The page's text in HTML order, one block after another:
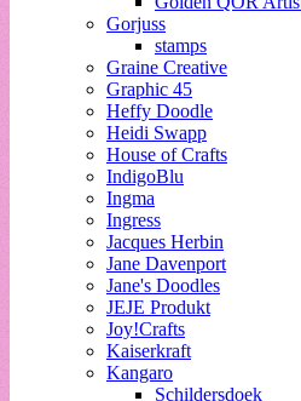
Gorjuss
stamps
Graine Creative
Graphic 45
Heffy Doodle
Heidi Swapp
House of Crafts
IndigoBlu
Ingma
Ingress
Jacques Herbin
Jane Davenport
Jane's Doodles
JEJE Produkt
Joy!Crafts
Kaiserkraft
Kangaro
Schildersdoek